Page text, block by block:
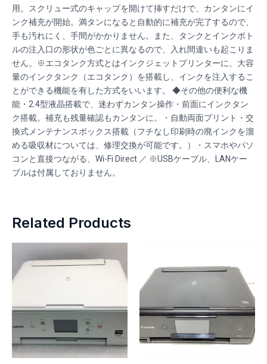
用。スクリュー式のキャップを開けて挿すだけで、カンタンにイ
ンク補充が開始。満タンになると自動的に補充が完了するので、
手も汚れにく、手間がかかりません。また、タンクとインクボト
ルの注入口の形状が色ごとに異なるので、入れ間違いも起こりま
せん。※エコタンク方式とはインクジェットプリンターに、大容
量のインクタンク（エコタンク）を搭載し、インクを注入するこ
とができる機能を有した方式をいいます。 ◆その他の便利な機
能・2.4型液晶搭載で、迷わずカンタン操作・前面にインクタン
ク搭載。補充も残量確認もカンタンに。・自動両面プリント・交
換式メンテナンスボックス搭載（フチなし印刷時の廃インクを溜
める吸収材については、修理交換が可能です。）・スマホやパソ
コンと直接つながる、Wi-Fi Direct ／ ※USBケーブル、LANケー
ブルは付属しておりません。
Related Products